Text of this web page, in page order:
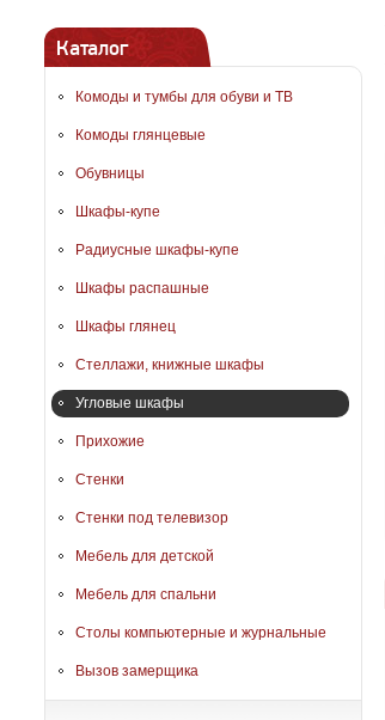
Каталог
Комоды и тумбы для обуви и ТВ
Комоды глянцевые
Обувницы
Шкафы-купе
Радиусные шкафы-купе
Шкафы распашные
Шкафы глянец
Стеллажи, книжные шкафы
Угловые шкафы
Прихожие
Стенки
Стенки под телевизор
Мебель для детской
Мебель для спальни
Столы компьютерные и журнальные
Вызов замерщика